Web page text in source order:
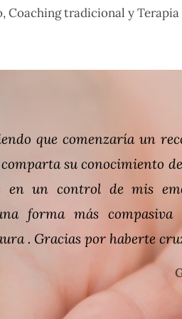
Coaching tradicional y
Me ayudó en un
restablecer mi vida.
no sabía que tenía
un placer coincidir con
dudaría de pedirle su